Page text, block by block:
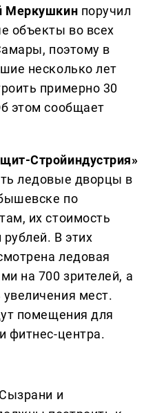
Меркушкин поручил
объекты во всех
поэтому в
несколько лет
примерно 30
этом сообщает
Стройиндустрия»
ледовые дворцы в
по
их стоимость
В этих
ледовая
на 700 зрителей, а
мест.
помещения для
фитнес-центра.
и